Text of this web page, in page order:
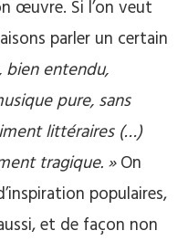
œuvre. Si l’on veut
parler un certain
bien entendu,
pure, sans
littéraires (…)
tragique. »On
populaires,
et de façon non